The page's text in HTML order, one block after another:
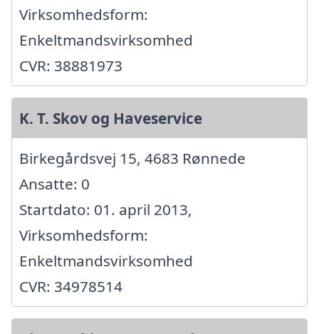
Virksomhedsform:
Enkeltmandsvirksomhed
CVR: 38881973
K. T. Skov og Haveservice
Birkegårdsvej 15, 4683 Rønnede
Ansatte: 0
Startdato: 01. april 2013,
Virksomhedsform:
Enkeltmandsvirksomhed
CVR: 34978514